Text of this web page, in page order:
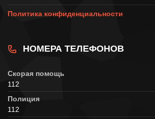
Политика конфиденциальности
НОМЕРА ТЕЛЕФОНОВ
Скорая помощь
112
Полиция
112